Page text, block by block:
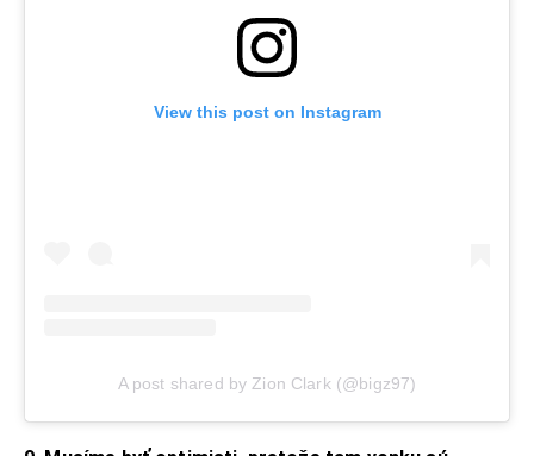
View this post on Instagram
A post shared by Zion Clark (@bigz97)